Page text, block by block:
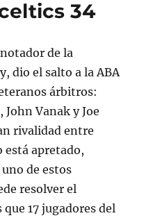
34
de la
dio el salto a la ABA
árbitros:
Vanak y Joe
rivalidad entre
está apretado,
de estos
resolver el
que 17 jugadores del